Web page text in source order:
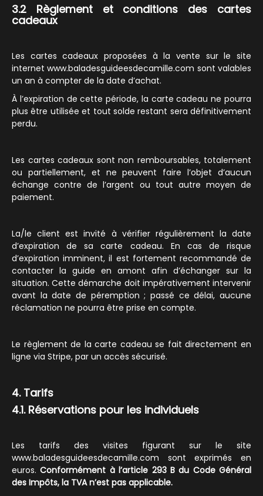
3.2 Règlement et conditions des cartes
cadeaux
Les cartes cadeaux proposées à la vente sur le site
internet www.baladesguideesdecamille.com sont valables
un an à compter de la date d’achat.
À l’expiration de cette période, la carte cadeau ne pourra
plus être utilisée et tout solde restant sera définitivement
perdu.
Les cartes cadeaux sont non remboursables, totalement
ou partiellement, et ne peuvent faire l’objet d’aucun
échange contre de l’argent ou tout autre moyen de
paiement.
La/le client est invité à vérifier régulièrement la date
d’expiration de sa carte cadeau. En cas de risque
d’expiration imminent, il est fortement recommandé de
contacter la guide en amont afin d’échanger sur la
situation. Cette démarche doit impérativement intervenir
avant la date de péremption ; passé ce délai, aucune
réclamation ne pourra être prise en compte.
Le règlement de la carte cadeau se fait directement en
ligne via Stripe, par un accès sécurisé.
4. Tarifs
4.1. Réservations pour les individuels
Les tarifs des visites figurant sur le site
www.baladesguideesdecamille.com sont exprimés en
euros.Conformément à l’article 293 B du Code Général
des Impôts, la TVA n’est pas applicable.